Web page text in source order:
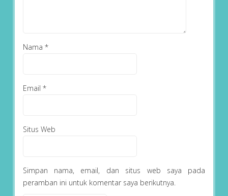
Nama *
Email *
Situs Web
Simpan nama, email, dan situs web saya pada
peramban ini untuk komentar saya berikutnya.